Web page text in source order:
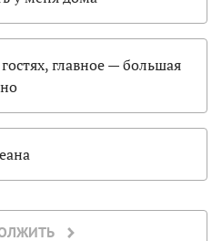
главное — большая